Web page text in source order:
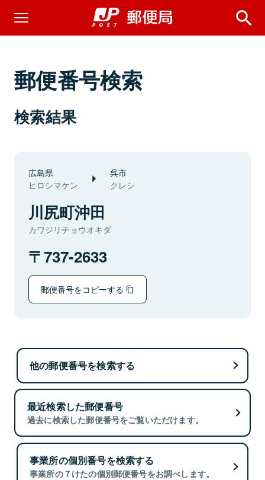
郵便番号検索
検索結果
広島県
ヒロシマケン
呉市
クレシ
川尻町沖田
カワジリチョウオキダ
737-2633
郵便番号をコピーする
他の郵便番号を検索する
最近検索した郵便番号
過去に検索した郵便番号をご覧いただけます。
事業所の個別番号を検索する
事業所の７けたの個別郵便番号をお調べします。